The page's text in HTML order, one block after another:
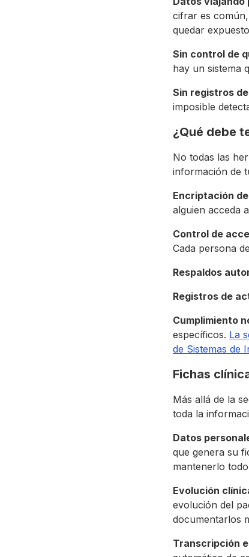
cifrar es
quedar
Sin control de
hay un sistema
Sin registros
imposible
¿Qué debe
No todas las
información de
Encriptación
alguien acceda
Control de
Cada persona
Respaldos
Registros de
Cumplimiento
específicos. La
de Sistemas de
Fichas
Más allá de la
toda la
Datos
que genera su
mantenerlo
Evolución
evolución del
documentarlos
Transcripción e